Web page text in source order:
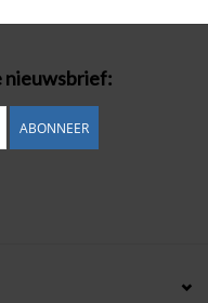
nieuwsbrief:
ABONNEER